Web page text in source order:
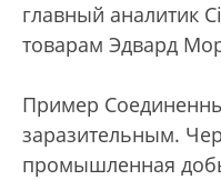
главный аналитик
товарам Эдвард
Пример
заразительным.
промышленная